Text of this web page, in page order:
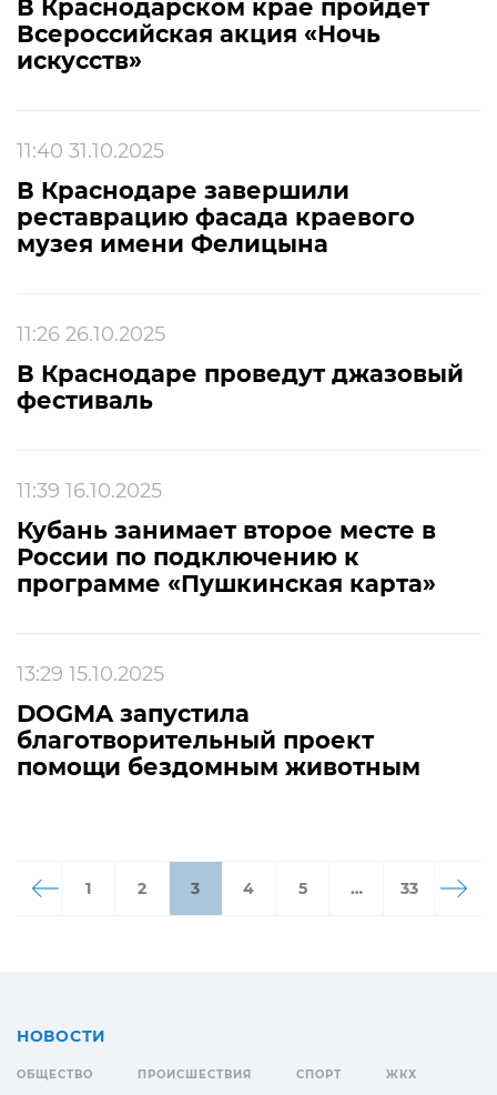
В Краснодарском крае пройдет
Всероссийская акция «Ночь
искусств»
11:40 31.10.2025
В Краснодаре завершили
реставрацию фасада краевого
музея имени Фелицына
11:26 26.10.2025
В Краснодаре проведут джазовый
фестиваль
11:39 16.10.2025
Кубань занимает второе месте в
России по подключению к
программе «Пушкинская карта»
13:29 15.10.2025
DOGMA запустила
благотворительный проект
помощи бездомным животным
1 2 3 4 5 … 33
НОВОСТИ
ОБЩЕСТВО ПРОИСШЕСТВИЯ СПОРТ ЖКХ